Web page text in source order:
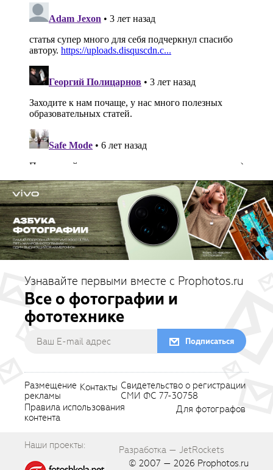
Узнавайте первыми вместе с Prophotos.ru
Все о фотографии и
фототехнике
Подписаться
Размещение
рекламы
Контакты Свидетельство о регистрации
СМИ ФС 77-30758
Правила использования
контента
Для фотографов
Наши проекты:
Разработка — JetRockets
© 2007 — 2026 Prophotos.ru